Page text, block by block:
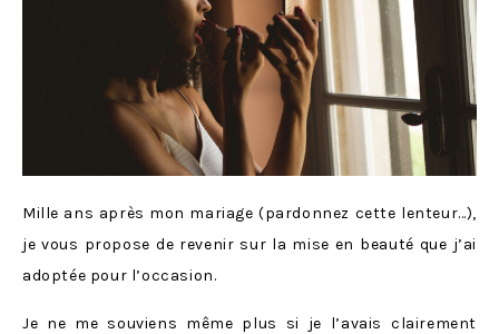
Mille ans après mon mariage (pardonnez cette lenteur…),
je vous propose de revenir sur la mise en beauté que j’ai
adoptée pour l’occasion.
Je ne me souviens même plus si je l’avais clairement